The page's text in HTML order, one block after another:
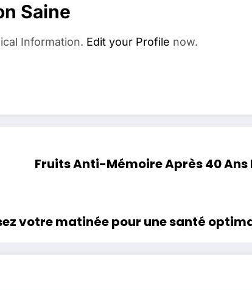
Saine
Information. Edit your Profile now.
Fruits Anti-Mémoire Après 40 Ans
votre matinée pour une santé